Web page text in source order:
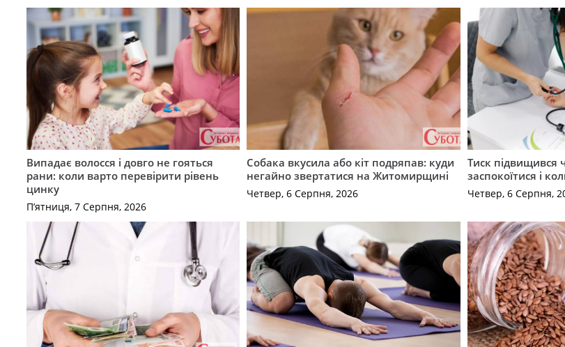
Випадає волосся і довго не гояться
рани: коли варто перевірити рівень
цинку
П’ятниця, 7 Серпня, 2026
Собака вкусила або кіт подряпав: куди
негайно звертатися на Житомирщині
Четвер, 6 Серпня, 2026
Тиск підвищився
заспокоїтися і
Четвер, 6 Серпня,